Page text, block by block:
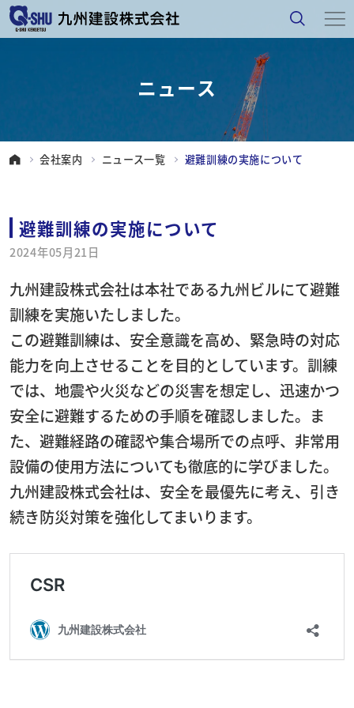
ニュース
会社案内 ニュース一覧 避難訓練の実施について
避難訓練の実施について
2024年05月21日
九州建設株式会社は本社である九州ビルにて避難
訓練を実施いたしました。
この避難訓練は、安全意識を高め、緊急時の対応
能力を向上させることを目的としています。訓練
では、地震や火災などの災害を想定し、迅速かつ
安全に避難するための手順を確認しました。ま
た、避難経路の確認や集合場所での点呼、非常用
設備の使用方法についても徹底的に学びました。
九州建設株式会社は、安全を最優先に考え、引き
続き防災対策を強化してまいります。